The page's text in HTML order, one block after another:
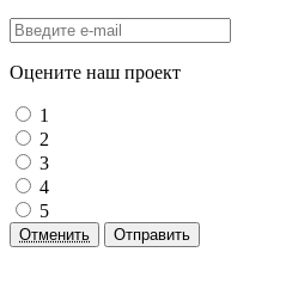
Оцените наш проект
1
2
3
4
5
Отменить Отправить